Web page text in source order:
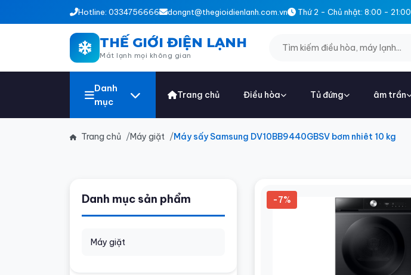
Hotline: 0334756666 dongnt@thegioidienlanh.com.vn Thứ 2 - Chủ nhật: 8:00 - 21:00
THẾ GIỚI ĐIỆN LẠNH
Mát lạnh mọi không gian
Danh
mục
Trang chủ Điều hòa Tủ đứng âm trần
Trang chủ Máy giặt Máy sấy Samsung DV10BB9440GBSV bơm nhiêt 10 kg
Danh mục sản phẩm
Máy giặt
-7%